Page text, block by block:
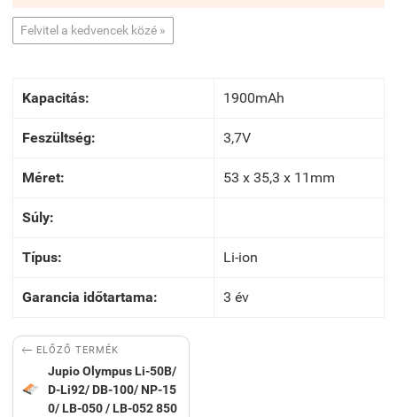
Felvitel a kedvencek közé »
Kapacitás: 1900mAh
Feszültség: 3,7V
Méret: 53 x 35,3 x 11mm
Súly:
Típus: Li-ion
Garancia időtartama: 3 év
 ELŐZŐ TERMÉK
Jupio Olympus Li-50B/
D-Li92/ DB-100/ NP-15
0/ LB-050 / LB-052 850